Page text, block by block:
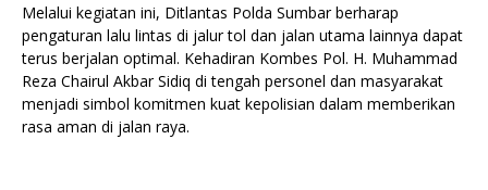
Melalui kegiatan ini, Ditlantas Polda Sumbar berharap
pengaturan lalu lintas di jalur tol dan jalan utama lainnya dapat
terus berjalan optimal. Kehadiran Kombes Pol. H. Muhammad
Reza Chairul Akbar Sidiq di tengah personel dan masyarakat
menjadi simbol komitmen kuat kepolisian dalam memberikan
rasa aman di jalan raya.